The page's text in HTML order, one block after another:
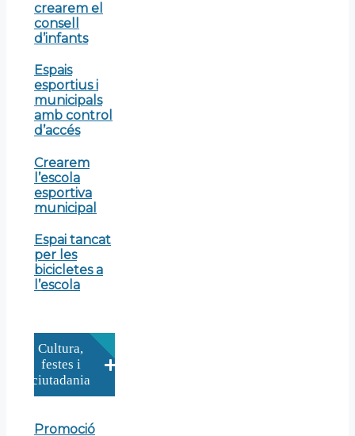
crearem el
consell
d’infants
Espais
esportius i
municipals
amb control
d’accés
Crearem
l’escola
esportiva
municipal
Espai tancat
per les
bicicletes a
l’escola
Cultura,
festes i
ciutadania
Promoció